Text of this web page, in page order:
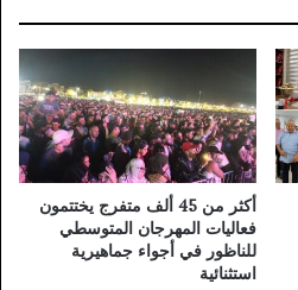
أكثر من 45 ألف متفرج يختتمون
فعاليات المهرجان المتوسطي
للناظور في أجواء جماهيرية
استثنائية